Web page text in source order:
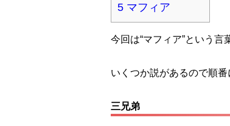
5 マフィア
今回は“マフィア”という言
いくつか説があるので順番
三兄弟